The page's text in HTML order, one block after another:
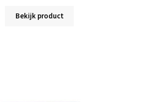
Bekijk product